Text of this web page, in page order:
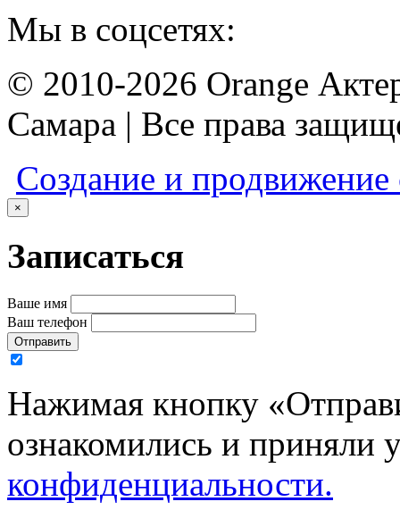
Мы в соцсетях:
© 2010-2026 Orange
Самара | Все права
Создание и
×
Записаться
Ваше имя
Ваш телефон
Отправить
Нажимая кнопку
ознакомились и приняли
конфиденциальности.